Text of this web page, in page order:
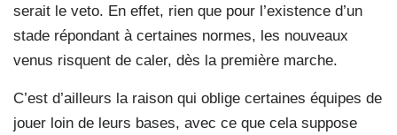
serait le veto. En effet, rien que pour l’existence d’un
stade répondant à certaines normes, les nouveaux
venus risquent de caler, dès la première marche.
C’est d’ailleurs la raison qui oblige certaines équipes de
jouer loin de leurs bases, avec ce que cela suppose